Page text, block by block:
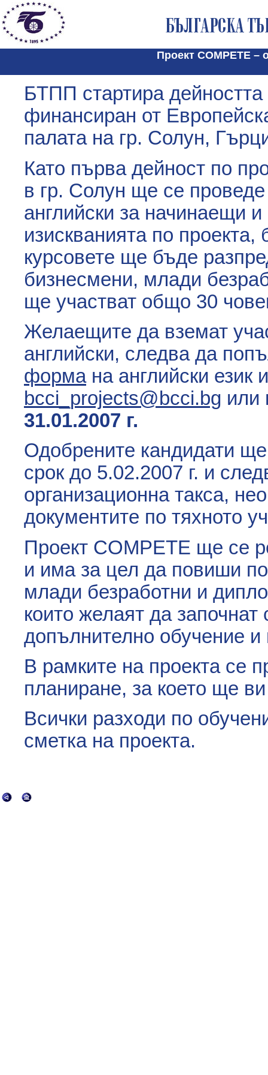
Проект COMPETE –
БТПП стартира
финансиран от
палата на гр. Солун,
Като първа дейност по
в гр. Солун ще се проведе
английски за начинаещи
изискванията по проекта,
курсовете ще бъде
бизнесмени, млади
ще участват общо 30
Желаещите да вземат
английски, следва да
формана английски език
bcci_projects@bcci.bg или
31.01.2007 г.
Одобрените кандидати
срок до 5.02.2007 г. и
организационна такса,
документите по тяхното
Проект COMPETE ще се
и има за цел да повиши
млади безработни и
които желаят да
допълнително обучение
В рамките на проекта се
планиране, за което ще
Всички разходи по
сметка на проекта.